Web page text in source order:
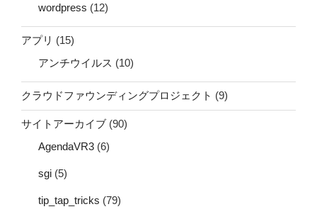
wordpress (12)
アプリ (15)
アンチウイルス (10)
クラウドファウンディングプロジェクト (9)
サイトアーカイブ (90)
AgendaVR3 (6)
sgi (5)
tip_tap_tricks (79)